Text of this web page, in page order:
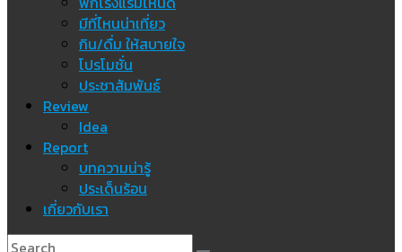
มีที่ไหนน่าเที่ยว
กิน/ดื่ม ให้สบายใจ
โปรโมชั่น
ประชาสัมพันธ์
Review
Idea
Report
บทความน่ารู้
ประเด็นร้อน
เกี่ยวกับเรา